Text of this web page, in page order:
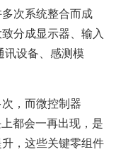
次系统整合而成
分成显示器、输入
讯设备、感测模
，而微控制器
都会一再出现，是
，这些关键零组件